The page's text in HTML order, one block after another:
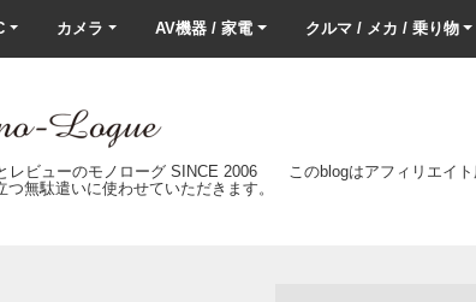
カメラ AV機器 / 家電 クルマ / メカ / 乗り物
レビューのモノローグ SINCE 2006 このblogはアフィリエイト
無駄遣いに使わせていただきます。